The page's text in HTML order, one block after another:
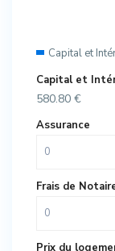
Capital et
Capital et
580.80 €
Assurance
Frais de
Prix du